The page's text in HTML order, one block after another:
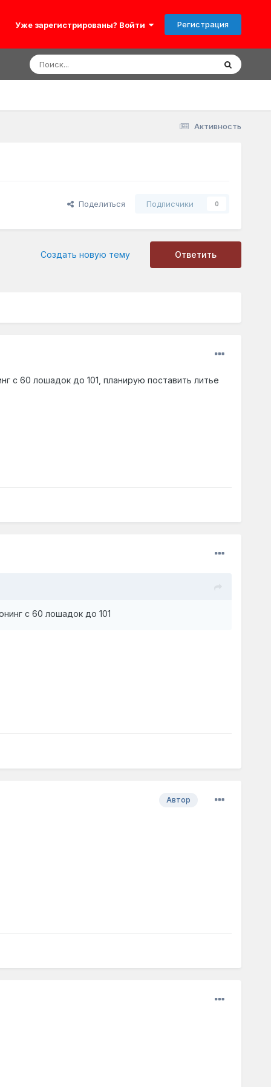
Уже зарегистрированы? Войти Регистрация
Активность
Поделиться Подписчики 0
Ответить
Создать новую тему
с 60 лошадок до 101, планирую поставить литье
с 60 лошадок до 101
Автор